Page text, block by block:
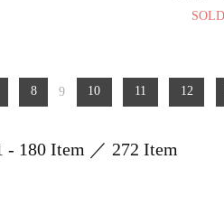
8 9 10 11 12
- 180 Item ／ 272 Item